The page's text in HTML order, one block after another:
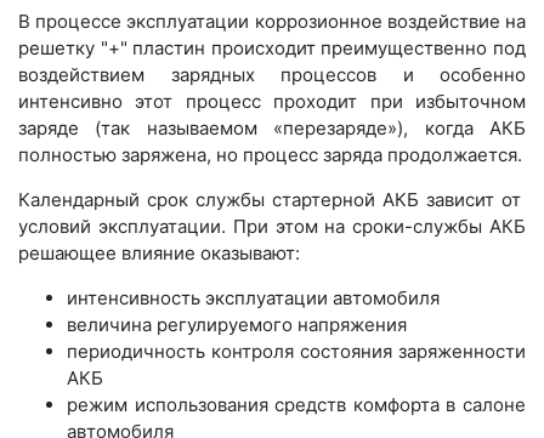
В процессе эксплуатации коррозионное воздействие на
решетку "+" пластин происходит преимущественно под
воздействием зарядных процессов и особенно
интенсивно этот процесс проходит при избыточном
заряде (так называемом «перезаряде»), когда АКБ
полностью заряжена, но процесс заряда продолжается.
Календарный срок службы стартерной АКБ зависит от
условий эксплуатации. При этом на сроки-службы АКБ
решающее влияние оказывают:
интенсивность эксплуатации автомобиля
величина регулируемого напряжения
периодичность контроля состояния заряженности
АКБ
режим использования средств комфорта в салоне
автомобиля